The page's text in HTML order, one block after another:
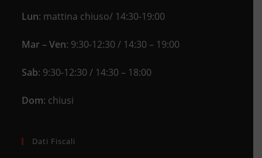
Lun: mattina chiuso/ 14:30-19:00
Mar – Ven: 9:30-12:30 / 14:30 – 19:00
Sab: 9:30-12:30 / 14:30 – 18:00
Dom: chiusi
Dati Fiscali